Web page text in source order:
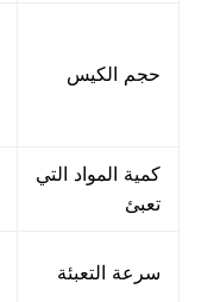
حجم الكيس
كمية المواد التي
تعبئ
سرعة التعبئة